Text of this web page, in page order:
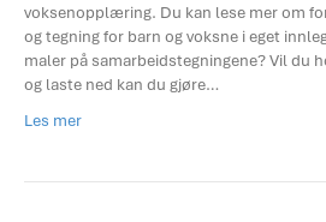
voksenopplæring. Du kan lese mer om
og tegning for barn og voksne i eget
maler på samarbeidstegningene? Vil du
og laste ned kan du gjøre…
Les mer